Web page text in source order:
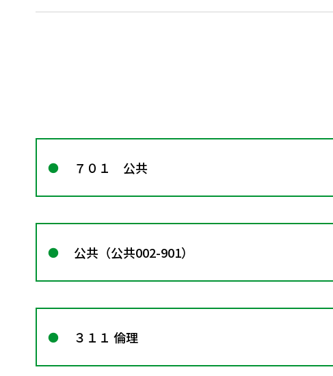
７０１ 公共
公共（公共002-901）
３１１ 倫理